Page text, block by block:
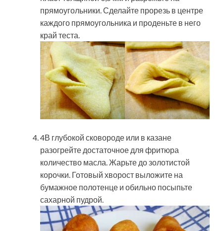
прямоугольники. Сделайте прорезь в центре
каждого прямоугольника и проденьте в него
край теста.
4В глубокой сковороде или в казане
разогрейте достаточное для фритюра
количество масла. Жарьте до золотистой
корочки. Готовый хворост выложите на
бумажное полотенце и обильно посыпьте
сахарной пудрой.